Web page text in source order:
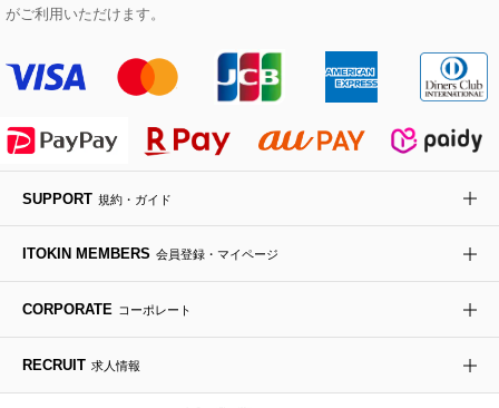
Maison de CINQ
MK MICHEL KLEIN BAG
HIROKO KOSHINO
ライダースジャケット
デニムジャケット
ダウンジャケット・コート
ハンカチ・バンダナ
手袋
チャーム・ストラップ
バックパック・リュック
ボディバッグ・メッセンジャーバッグ
トラベルバッグ
フラットシューズ
ローファー
ドレスシューズ
カサブランカ・カラー
ラナンキュラス
ポプリアレンジ＆フレグランス
がご利用いただけます。
SUPPORT 規約・ガイド
ITOKIN MEMBERS 会員登録・マイページ
CORPORATE コーポレート
RECRUIT 求人情報